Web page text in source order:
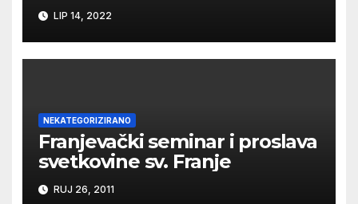
LIP 14, 2022
NEKATEGORIZIRANO
Franjevački seminar i proslava
svetkovine sv. Franje
RUJ 26, 2011